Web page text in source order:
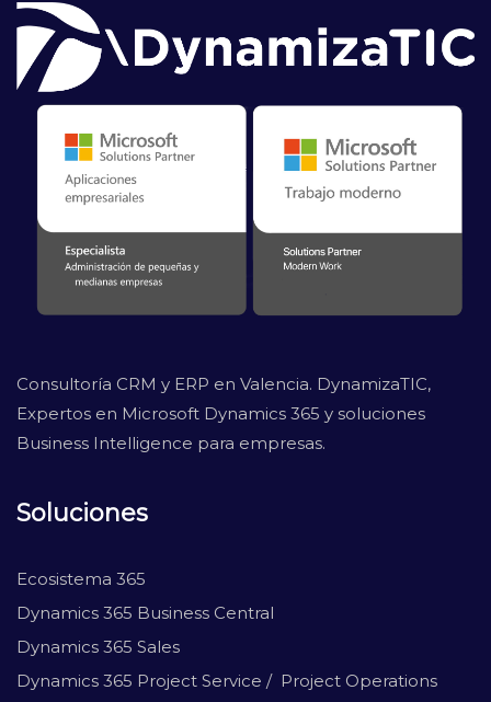
Consultoría CRM y ERP en Valencia. DynamizaTIC,
Expertos en Microsoft Dynamics 365 y soluciones
Business Intelligence para empresas.
Soluciones
Ecosistema 365
Dynamics 365 Business Central
Dynamics 365 Sales
Dynamics 365 Project Service / Project Operations